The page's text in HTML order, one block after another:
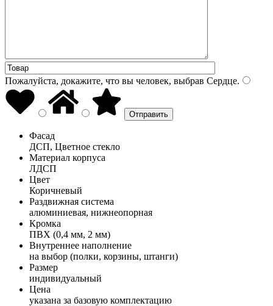
Пожалуйста, докажите, что вы человек, выбрав Сердце.
Фасад
ДСП, Цветное стекло
Материал корпуса
ЛДСП
Цвет
Коричневый
Раздвижная система
алюминиевая, нижнеопорная
Кромка
ПВХ (0,4 мм, 2 мм)
Внутреннее наполнение
на выбор (полки, корзины, штанги)
Размер
индивидуальный
Цена
указана за базовую комплектацию